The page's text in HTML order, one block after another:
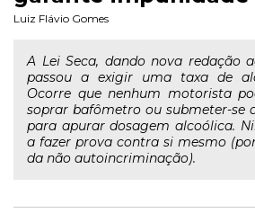
Luiz Flávio Gomes
A Lei Seca, dando nova redação
passou a exigir uma taxa de
Ocorre que nenhum motorista
soprar bafômetro ou submeter-se
para apurar dosagem alcoólica.
a fazer prova contra si mesmo
da não autoincriminação).